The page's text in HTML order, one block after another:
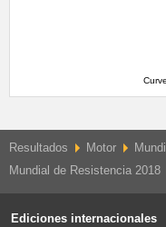
Resultados Motor
Mundial de Resistencia 2018
Ediciones internacionales